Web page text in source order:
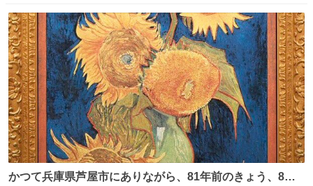
ト
数
数
かつて兵庫県芦屋市にありながら、81年前のきょう、8月6